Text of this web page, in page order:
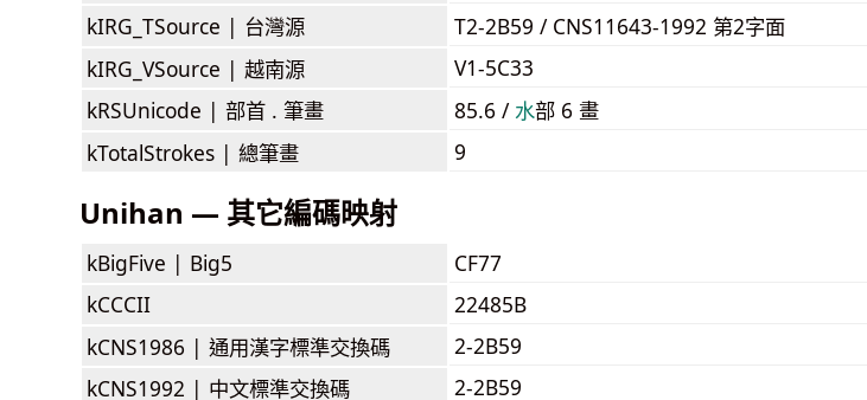
kIRG_TSource | 台灣源
T2-2B59 / CNS11643-1992 第2字面
kIRG_VSource | 越南源
V1-5C33
kRSUnicode | 部首 . 筆畫 85.6 / ⽔部 6 畫
kTotalStrokes | 總筆畫 9
Unihan — 其它編碼映射
kBigFive | Big5
CF77
kCCCII
22485B
kCNS1986 | 通用漢字標準交換碼
2-2B59
kCNS1992 | 中文標準交換碼 2-2B59